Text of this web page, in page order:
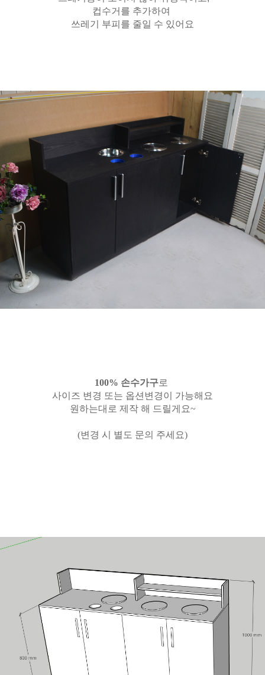
컵수거를 추가하여
쓰레기 부피를 줄일 수 있어요
100% 손수가구로
사이즈 변경 또는 옵션변경이 가능해요
원하는대로 제작 해 드릴게요~
(변경 시 별도 문의 주세요)